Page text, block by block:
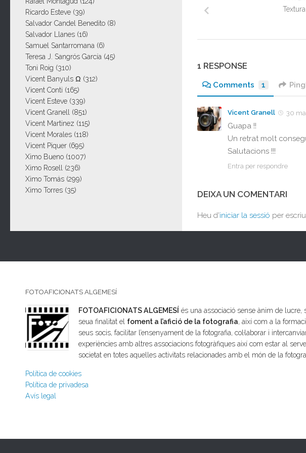
1 RESPONSE
Comments 1
Vicent Granell 30
Guapa !!
Un retrat molt
Salutacions !!!
Entra per respondre
DEIXA UN COMENTARI
Heu d'iniciar la sessió per
Ricardo Esteve (39)
Salvador Candel Benedito (8)
Salvador Llanes (16)
Samuel Santarromana (6)
Teresa J. Sangrós García (45)
Toni Roig (310)
Vicent Banyuls Ω (312)
Vicent Conti (165)
Vicent Esteve (339)
Vicent Granell (851)
Vicent Martinez (115)
Vicent Morales (118)
Vicent Piquer (695)
Ximo Bueno (1007)
Ximo Rosell (236)
Ximo Tomás (299)
Ximo Torres (35)
FOTOAFICIONATS ALGEMESÍ
FOTOAFICIONATS ALGEMESÍ és una associació sense ànim de lucre,
seua finalitat el foment a l’afició de la fotografia, així com a la
seus socis, facilitar l’ensenyament de la fotografia, col·laborar i
experiències amb altres associacions fotogràfiques així com estar al
societat en totes aquelles activitats relacionades amb el món de la
Política de cookies
Política de privadesa
Avís legal